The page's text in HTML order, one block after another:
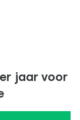
jaar voor